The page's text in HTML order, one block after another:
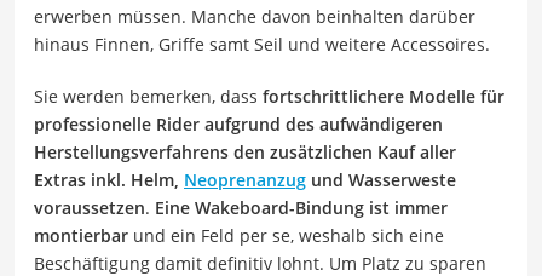
erwerben müssen. Manche davon beinhalten darüber
hinaus Finnen, Griffe samt Seil und weitere Accessoires.
Sie werden bemerken, dass fortschrittlichere Modelle für
professionelle Rider aufgrund des aufwändigeren
Herstellungsverfahrens den zusätzlichen Kauf aller
Extras inkl. Helm, Neoprenanzug und Wasserweste
voraussetzen. Eine Wakeboard-Bindung ist immer
montierbar und ein Feld per se, weshalb sich eine
Beschäftigung damit definitiv lohnt. Um Platz zu sparen